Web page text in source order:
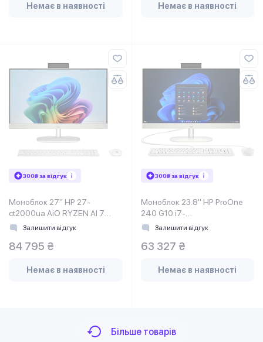
Немає в наявності Немає в наявності
300₴ за відгук
Моноблок 27" HP 27-
ct2000ua AiO RYZEN AI 7
350/32Gb/SSD2TB/WiFi/Cam/K&M/W11NextGen
Залишити відгук
84 795 ₴
Немає в наявності
300₴ за відгук
Моноблок 23.8'' HP ProOne
240 G10 i7-
1355U/16Gb/SSD512Gb/K&M/
Залишити відгук
63 327 ₴
Немає в наявності
Більше товарів